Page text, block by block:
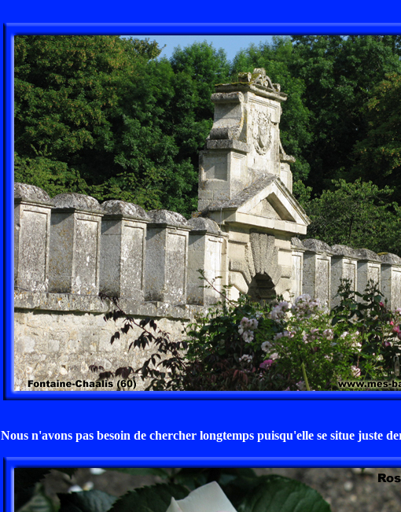
Nous n'avons pas besoin de chercher longtemps puisqu'elle se situe juste